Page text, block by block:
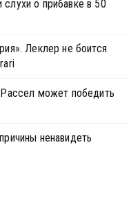
о прибавке в 50
Леклер не боится
может победить
ненавидеть